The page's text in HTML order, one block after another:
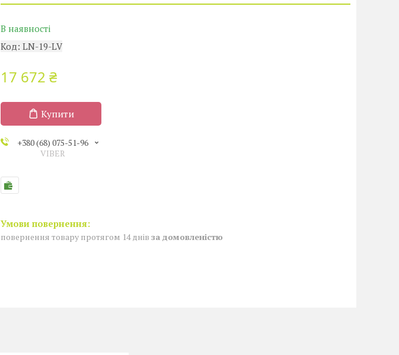
В наявності
Код: LN-19-LV
17 672 ₴
Купити
+380 (68) 075-51-96
VIBER
повернення товару протягом 14 днів за домовленістю